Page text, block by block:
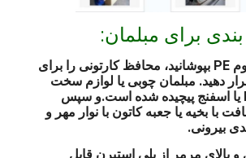
برای مبلمان:
1. لایه اول را با فوم PE بپوشانید، محافظ کارتونی را برای
دهید. مبلمان چوبی یا لوازم سخت
افزاری با فوم PE یا اسفنج پیچیده شده است.و سپس
با بخیه یا جعبه کاتون با نوار مهر و
بیرونی.
و بالای مرمر از پلی استیرن قابل